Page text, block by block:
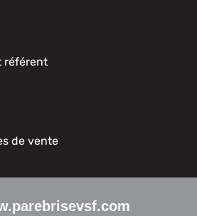
référent
de vente